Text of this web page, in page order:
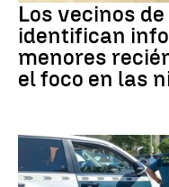
Los vecinos
identifican
menores
el foco en las